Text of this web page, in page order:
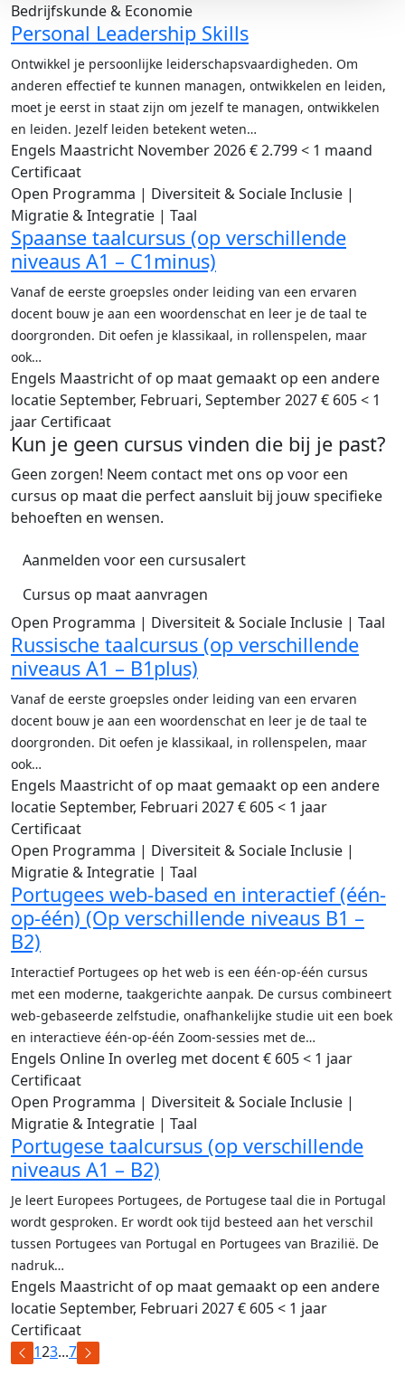
Bedrijfskunde & Economie
Personal Leadership Skills
Ontwikkel je persoonlijke leiderschapsvaardigheden. Om
anderen effectief te kunnen managen, ontwikkelen en leiden,
moet je eerst in staat zijn om jezelf te managen, ontwikkelen
en leiden. Jezelf leiden betekent weten…
Engels Maastricht November 2026€ 2.799< 1 maand
Certificaat
Open Programma | Diversiteit & Sociale Inclusie |
Migratie & Integratie | Taal
Spaanse taalcursus (op verschillende
niveaus A1 – C1minus)
Vanaf de eerste groepsles onder leiding van een ervaren
docent bouw je aan een woordenschat en leer je de taal te
doorgronden. Dit oefen je klassikaal, in rollenspelen, maar
ook…
Engels Maastricht of op maat gemaakt op een andere
locatieSeptember, Februari, September 2027€ 605< 1
jaar Certificaat
Kun je geen cursus vinden die bij je past?
Geen zorgen! Neem contact met ons op voor een
cursus op maat die perfect aansluit bij jouw specifieke
behoeften en wensen.
Aanmelden voor een cursusalert
Cursus op maat aanvragen
Open Programma | Diversiteit & Sociale Inclusie | Taal
Russische taalcursus (op verschillende
niveaus A1 – B1plus)
Vanaf de eerste groepsles onder leiding van een ervaren
docent bouw je aan een woordenschat en leer je de taal te
doorgronden. Dit oefen je klassikaal, in rollenspelen, maar
ook…
Engels Maastricht of op maat gemaakt op een andere
locatieSeptember, Februari 2027€ 605< 1 jaar
Certificaat
Open Programma | Diversiteit & Sociale Inclusie |
Migratie & Integratie | Taal
Portugees web-based en interactief (één-
op-één) (Op verschillende niveaus B1 –
B2)
Interactief Portugees op het web is een één-op-één cursus
met een moderne, taakgerichte aanpak. De cursus combineert
web-gebaseerde zelfstudie, onafhankelijke studie uit een boek
en interactieve één-op-één Zoom-sessies met de…
Engels OnlineIn overleg met docent€ 605< 1 jaar
Certificaat
Open Programma | Diversiteit & Sociale Inclusie |
Migratie & Integratie | Taal
Portugese taalcursus (op verschillende
niveaus A1 – B2)
Je leert Europees Portugees, de Portugese taal die in Portugal
wordt gesproken. Er wordt ook tijd besteed aan het verschil
tussen Portugees van Portugal en Portugees van Brazilië. De
nadruk…
Engels Maastricht of op maat gemaakt op een andere
locatieSeptember, Februari 2027€ 605< 1 jaar
Certificaat
123...7